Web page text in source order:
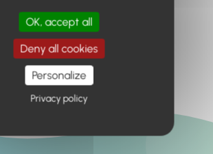
Retour à l'accueil
OK, accept all
Deny all cookies
Personalize
Privacy policy